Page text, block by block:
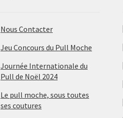
Nous Contacter
Jeu Concours du Pull Moche
Journée Internationale du
Pull de Noël 2024
Le pull moche, sous toutes
ses coutures